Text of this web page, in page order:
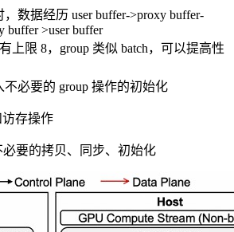
数据经历 user buffer->proxy buffer-
buffer >user buffer
上限 8，group 类似 batch，可以提高性
必要的 group 操作的初始化
存操作
要的拷贝、同步、初始化